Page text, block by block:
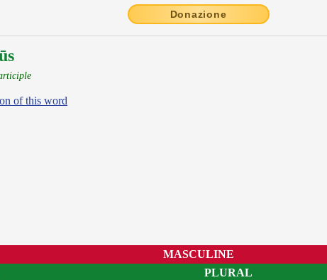
Donazione
of this word
MASCULINE
PLURAL